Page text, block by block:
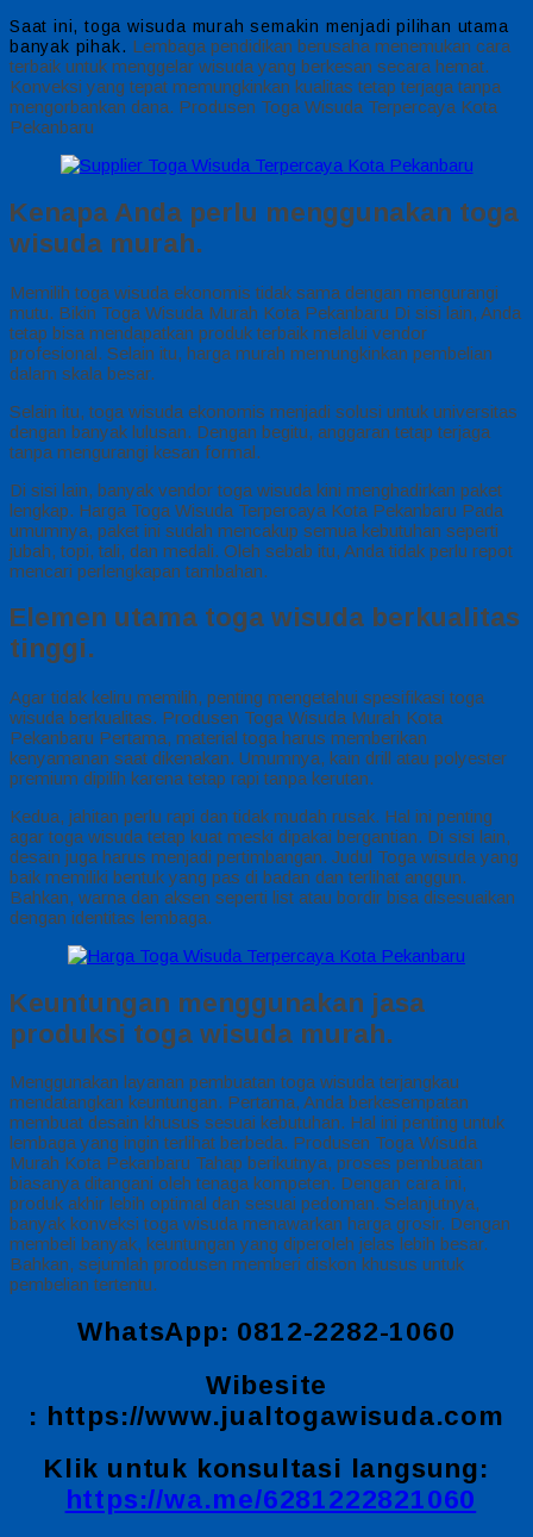
Saat ini, toga wisuda murah semakin menjadi pilihan utama
banyak pihak. Lembaga pendidikan berusaha menemukan cara
terbaik untuk menggelar wisuda yang berkesan secara hemat.
Konveksi yang tepat memungkinkan kualitas tetap terjaga tanpa
mengorbankan dana. Produsen Toga Wisuda Terpercaya Kota
Pekanbaru
Kenapa Anda perlu menggunakan toga
wisuda murah.
Memilih toga wisuda ekonomis tidak sama dengan mengurangi
mutu. Bikin Toga Wisuda Murah Kota Pekanbaru Di sisi lain, Anda
tetap bisa mendapatkan produk terbaik melalui vendor
profesional. Selain itu, harga murah memungkinkan pembelian
dalam skala besar.
Selain itu, toga wisuda ekonomis menjadi solusi untuk universitas
dengan banyak lulusan. Dengan begitu, anggaran tetap terjaga
tanpa mengurangi kesan formal.
Di sisi lain, banyak vendor toga wisuda kini menghadirkan paket
lengkap. Harga Toga Wisuda Terpercaya Kota Pekanbaru Pada
umumnya, paket ini sudah mencakup semua kebutuhan seperti
jubah, topi, tali, dan medali. Oleh sebab itu, Anda tidak perlu repot
mencari perlengkapan tambahan.
Elemen utama toga wisuda berkualitas
tinggi.
Agar tidak keliru memilih, penting mengetahui spesifikasi toga
wisuda berkualitas. Produsen Toga Wisuda Murah Kota
Pekanbaru Pertama, material toga harus memberikan
kenyamanan saat dikenakan. Umumnya, kain drill atau polyester
premium dipilih karena tetap rapi tanpa kerutan.
Kedua, jahitan perlu rapi dan tidak mudah rusak. Hal ini penting
agar toga wisuda tetap kuat meski dipakai bergantian. Di sisi lain,
desain juga harus menjadi pertimbangan. Judul Toga wisuda yang
baik memiliki bentuk yang pas di badan dan terlihat anggun.
Bahkan, warna dan aksen seperti list atau bordir bisa disesuaikan
dengan identitas lembaga.
Keuntungan menggunakan jasa
produksi toga wisuda murah.
Menggunakan layanan pembuatan toga wisuda terjangkau
mendatangkan keuntungan. Pertama, Anda berkesempatan
membuat desain khusus sesuai kebutuhan. Hal ini penting untuk
lembaga yang ingin terlihat berbeda. Produsen Toga Wisuda
Murah Kota Pekanbaru Tahap berikutnya, proses pembuatan
biasanya ditangani oleh tenaga kompeten. Dengan cara ini,
produk akhir lebih optimal dan sesuai pedoman. Selanjutnya,
banyak konveksi toga wisuda menawarkan harga grosir. Dengan
membeli banyak, keuntungan yang diperoleh jelas lebih besar.
Bahkan, sejumlah produsen memberi diskon khusus untuk
pembelian tertentu.
WhatsApp: 0812-2282-1060
Wibesite
: https://www.jualtogawisuda.com
Klik untuk konsultasi langsung:
https://wa.me/6281222821060